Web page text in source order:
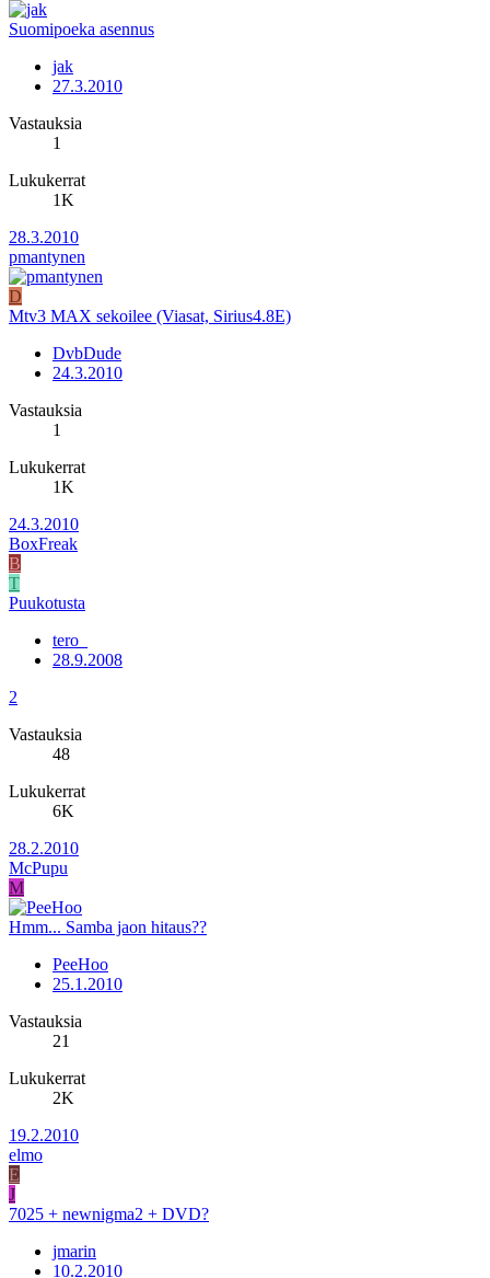
Suomipoeka asennus
jak
27.3.2010
Vastauksia
1
Lukukerrat
1K
28.3.2010
pmantynen
D
Mtv3 MAX sekoilee (Viasat, Sirius4.8E)
DvbDude
24.3.2010
Vastauksia
1
Lukukerrat
1K
24.3.2010
BoxFreak
B
T
Puukotusta
tero_
28.9.2008
2
Vastauksia
48
Lukukerrat
6K
28.2.2010
McPupu
M
Hmm... Samba jaon hitaus??
PeeHoo
25.1.2010
Vastauksia
21
Lukukerrat
2K
19.2.2010
elmo
E
J
7025 + newnigma2 + DVD?
jmarin
10.2.2010